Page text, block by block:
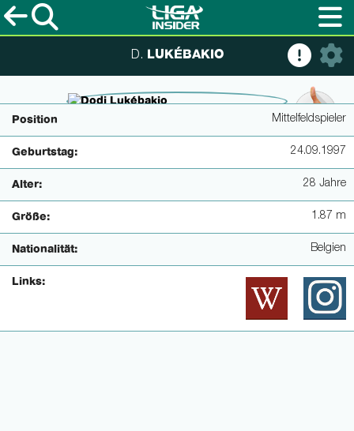
D. LUKÉBAKIO
© imagoimages / Matthias Koch
Position Mittelfeldspieler
Geburtstag: 24.09.1997
Alter: 28 Jahre
Größe: 1.87 m
Nationalität: Belgien
Links: